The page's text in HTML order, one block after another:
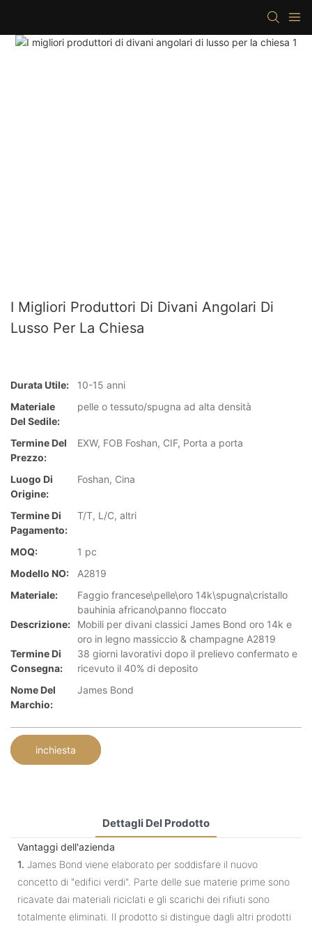
I Migliori Produttori Di Divani Angolari Di
Lusso Per La Chiesa
Durata Utile:
10-15 anni
Materiale
Del Sedile:
pelle o tessuto/spugna ad alta densità
Termine Del
Prezzo:
EXW, FOB Foshan, CIF, Porta a porta
Luogo Di
Origine:
Foshan, Cina
Termine Di
Pagamento:
T/T, L/C, altri
MOQ:
1 pc
Modello NO:
A2819
Materiale:
Faggio francese\pelle\oro 14k\spugna\cristallo
bauhinia africano\panno floccato
Descrizione:
Mobili per divani classici James Bond oro 14k e
oro in legno massiccio & champagne A2819
Termine Di
Consegna:
38 giorni lavorativi dopo il prelievo confermato e
ricevuto il 40% di deposito
Nome Del
Marchio:
James Bond
inchiesta
Dettagli Del Prodotto
Vantaggi dell'azienda
1. James Bond viene elaborato per soddisfare il nuovo
concetto di "edifici verdi". Parte delle sue materie prime sono
ricavate dai materiali riciclati e gli scarichi dei rifiuti sono
totalmente eliminati. Il prodotto si distingue dagli altri prodotti